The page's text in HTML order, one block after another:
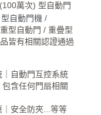
萬次) 型自動門
自動門機 /
型自動門 / 重疊型
皆有相關認證通過
自動門互控系統
包含任何門扇相關
安全防夾...等等